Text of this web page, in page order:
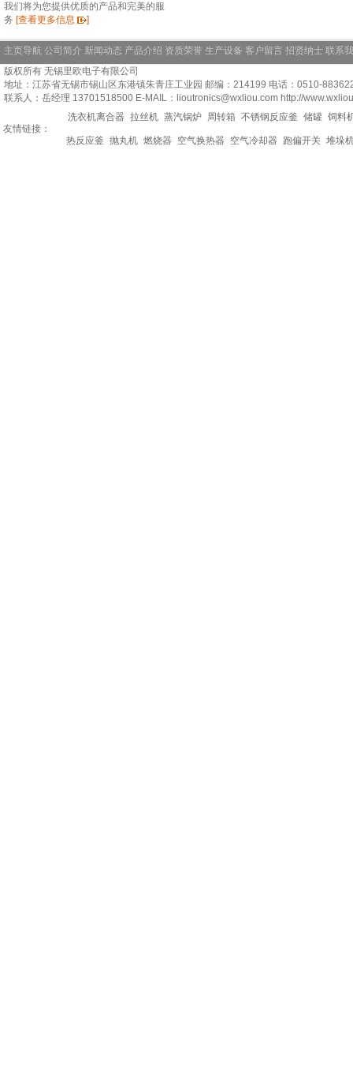
我们将为您提供优质的产品和完美的服
务 [查看更多信息 ]
主页导航 公司简介 新闻动态 产品介绍 资质荣誉 生产设备 客户留言 招贤纳士 联系
版权所有 无锡里欧电子有限公司
地址：江苏省无锡市锡山区东港镇朱青庄工业园 邮编：214199 电话：0510-
联系人：岳经理 13701518500 E-MAIL：lioutronics@wxliou.com http://
友情链接：
洗衣机离合器 拉丝机 蒸汽锅炉 周转箱 不锈钢反应釜 储罐 饲料
热反应釜 抛丸机 燃烧器 空气换热器 空气冷却器 跑偏开关 堆垛